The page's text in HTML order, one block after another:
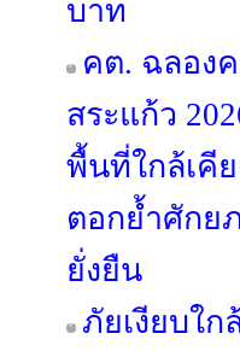
บาท
คต. ฉลอง
สระแก้ว
พื้นที่ใกล้เคี
ตอกย้ำศักย
ยั่งยืน
ภัยเงียบใก